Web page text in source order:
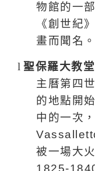
物館的一
《創世紀
畫而聞名。
l 聖保羅大教
主曆第四
的地點開
中的一次，
被一場大
1825-